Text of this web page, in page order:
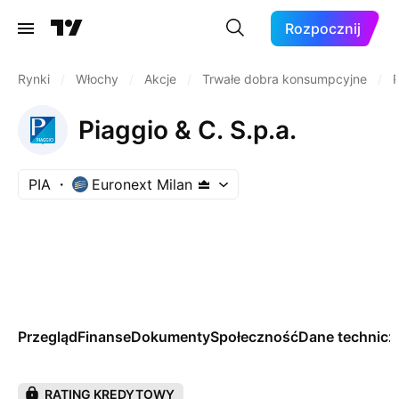
Rozpocznij
Rynki Włochy Akcje Trwałe dobra konsumpcyjne
Piaggio & C. S.p.a.
PIA Euronext Milan
PrzeglądFinanseDokumentySpołecznośćDane
RATING KREDYTOWY